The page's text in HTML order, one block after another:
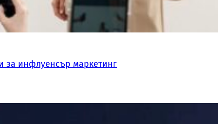
за инфлуенсър маркетинг